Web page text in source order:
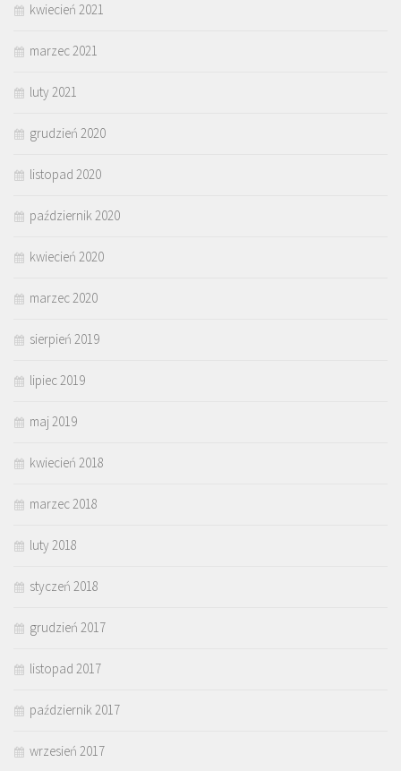
kwiecień 2021
marzec 2021
luty 2021
grudzień 2020
listopad 2020
październik 2020
kwiecień 2020
marzec 2020
sierpień 2019
lipiec 2019
maj 2019
kwiecień 2018
marzec 2018
luty 2018
styczeń 2018
grudzień 2017
listopad 2017
październik 2017
wrzesień 2017